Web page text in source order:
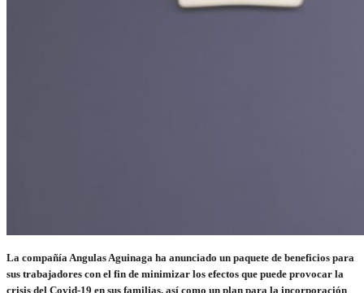
La compañía Angulas Aguinaga ha anunciado un paquete de beneficios para
sus trabajadores con el fin de minimizar los efectos que puede provocar la
crisis del Covid-19 en sus familias, así como un plan para la incorporación